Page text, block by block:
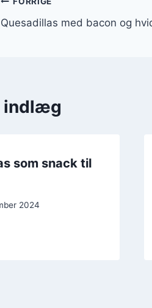
Indlægsnavigation
Quesadillas med bacon og
indlæg
som snack til
2024